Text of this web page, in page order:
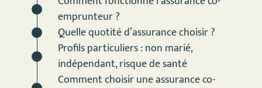
emprunteur ?
Quelle quotité d’assurance choisir ?
Profils particuliers : non marié,
indépendant, risque de santé
Comment choisir une assurance co-